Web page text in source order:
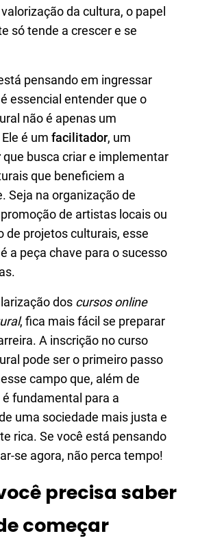
da cultura, o papel
só tende a crescer e se
pensando em ingressar
essencial entender que o
não é apenas um
é um facilitador, um
que busca criar e implementar
que beneficiem a
Seja na organização de
de artistas locais ou
de projetos culturais, esse
a peça chave para o sucesso
dos cursos online
, fica mais fácil se preparar
A inscrição no curso
pode ser o primeiro passo
campo que, além de
fundamental para a
uma sociedade mais justa e
rica. Se você está pensando
se agora, não perca tempo!
precisa saber
começar